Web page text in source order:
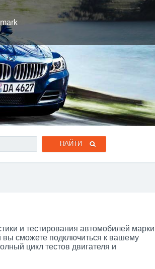
и тестирования автомобилей марки
сможете подключиться к вашему
цикл тестов двигателя и